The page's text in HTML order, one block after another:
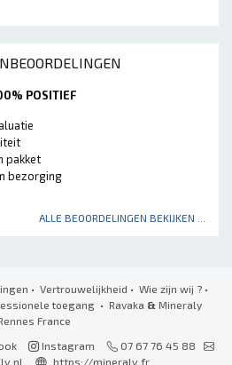
POSITIEF
pakket
bezorging
ALLE BEOORDELINGEN BEKIJKEN ...
• Vertrouwelijkheid • Wie zijn wij ? •
toegang • Ravaka & Mineraly
France
Instagram
07 67 76 45 88
https://mineraly.fr